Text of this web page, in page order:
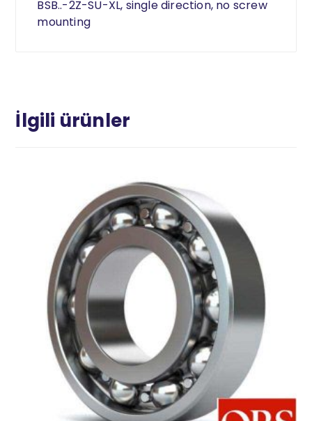
BSB..-2Z-SU-XL, single direction, no screw
mounting
İlgili ürünler